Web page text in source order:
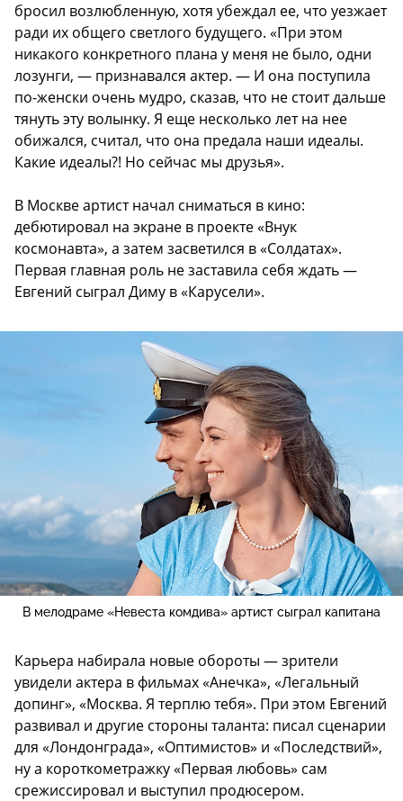
бросил возлюбленную, хотя убеждал ее, что уезжает
ради их общего светлого будущего. «При этом
никакого конкретного плана у меня не было, одни
лозунги, — признавался актер. — И она поступила
по-­женски очень мудро, сказав, что не стоит дальше
тянуть эту волынку. Я еще несколько лет на нее
обижался, считал, что она предала наши идеалы.
Какие идеалы?! Но сейчас мы друзья».
В Москве артист начал сниматься в кино:
дебютировал на экране в проекте «Внук
космонавта», а затем засветился в «Солдатах».
Первая главная роль не заставила себя ждать —
Евгений сыграл Диму в «Карусели».
В мелодраме «Невеста комдива» артист сыграл капитана
Карьера набирала новые обороты — зрители
увидели актера в фильмах «Анечка», «Легальный
допинг», «Москва. Я терплю тебя». При этом Евгений
развивал и другие стороны таланта: писал сценарии
для «Лондонграда», «Оптимистов» и «Последствий»,
ну а короткометражку «Первая любовь» сам
срежиссировал и выступил продюсером.